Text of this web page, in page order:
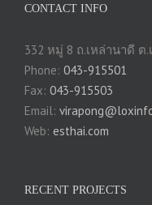
CONTACT INFO
332 หมู่ 8 ถ.เหล่านาดี ต
Phone: 043-915501
Fax: 043-915503
Email:
Web: esthai.com
RECENT PROJECTS